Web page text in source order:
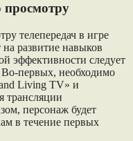
телепередач в игре
развитие навыков
эффективности следует
первых, необходимо
Living TV» и
трансляции
персонаж будет
в течение первых